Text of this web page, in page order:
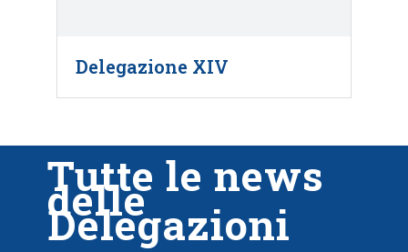
Delegazione XIV
Tutte le news
delle
Delegazioni